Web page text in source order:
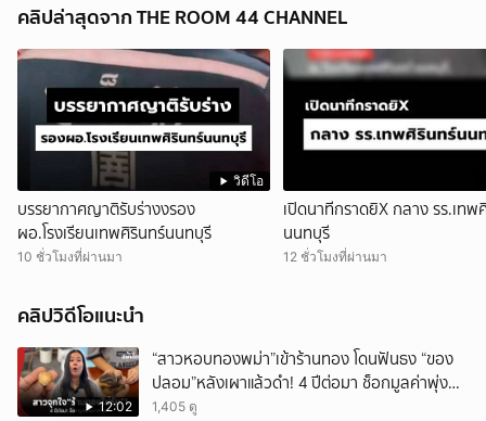
คลิปล่าสุดจาก THE ROOM 44 CHANNEL
วิดีโอ
บรรยากาศญาติรับร่างงรอง
ผอ.โรงเรียนเทพศิรินทร์นนทบุรี
10 ชั่วโมงที่ผ่านมา
เปิดนาทีกราดยิX กลาง รร.เทพ
นนทบุรี
12 ชั่วโมงที่ผ่านมา
คลิปวิดีโอแนะนำ
12:02
“สาวหอบทองพม่า”เข้าร้านทอง โดนฟันธง “ของ
ปลอม”หลังเผาแล้วดำ! 4 ปีต่อมา ช็อกมูลค่าพุ่ง
มหาศาล!
1,405 ดู